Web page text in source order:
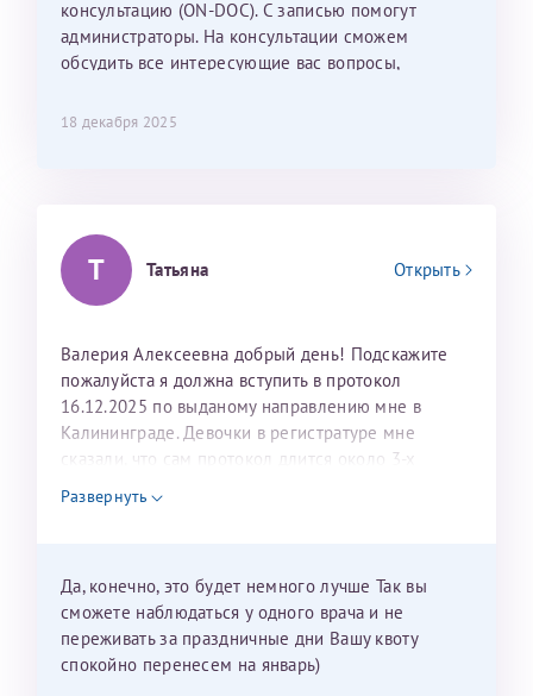
лёгкое и простое. Вообще в данной клинике весь
персонал очень вежливый и чуткий, прям приятно
находиться. Мы собираемся туда ещё за вторым
Рафаильевичу, нашему волшебнику, без каких либо
Репродуктологи
26 июля 2026
консультацию (ON-DOC). С записью помогут
администраторы. На консультации сможем
обсудить все интересующие вас вопросы,
18 декабря 2025
Т Татьяна Открыть
Валерия Алексеевна добрый день! Подскажите
пожалуйста я должна вступить в протокол
16.12.2025 по выданому направлению мне в
Калининграде. Девочки в регистратуре мне
сказали, что сам протокол длится около 3-х
недель и 3 недели я должна находится в Питере.
Можно мне новый год провести в Калининграде и
Развернуть
Да, конечно, это будет немного лучше Так вы
сможете наблюдаться у одного врача и не
переживать за праздничные дни Вашу квоту
спокойно перенесем на январь)